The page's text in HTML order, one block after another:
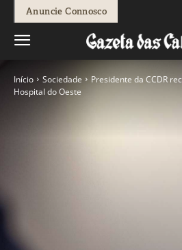
Anuncie Connosco
Início Sociedade
Presidente da CCDR
Hospital do Oeste